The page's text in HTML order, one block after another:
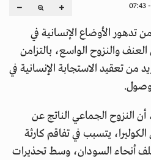
تدهور الأوضاع الإنسانية في
والنزوح الواسع، بالتزامن
من تعقيد الاستجابة الإنسانية في
أن النزوح الجماعي الناتج عن
يتسبب في تفاقم كارثة
أنحاء السودان، وسط تحذيرات